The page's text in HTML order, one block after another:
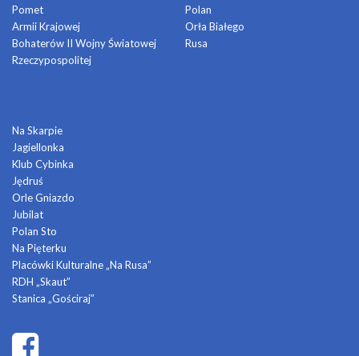
Pomet
Armii Krajowej
Bohaterów II Wojny Światowej
Rzeczypospolitej
Polan
Orła Białego
Rusa
Na Skarpie
Jagiellonka
Klub Cybinka
Jędruś
Orle Gniazdo
Jubilat
Polan Sto
Na Pięterku
Placówki Kulturalne „Na Rusa”
RDH „Skaut”
Stanica „Gościraj”